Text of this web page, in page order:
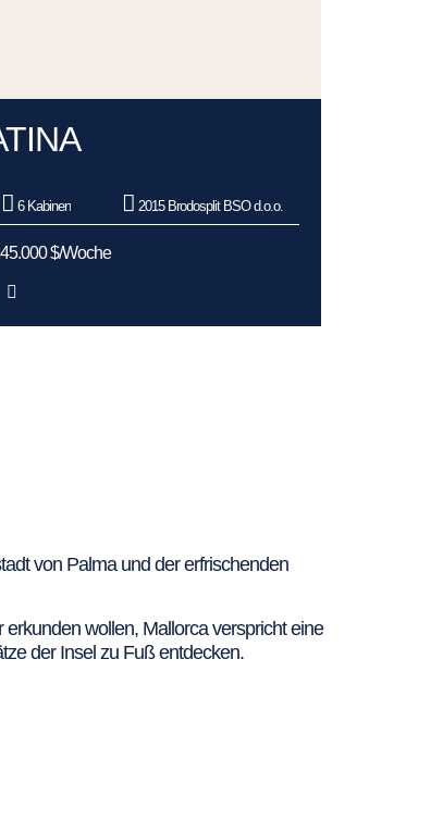
6 Kabinen 2015 Brodosplit BSO d.o.o.
$/Woche
von Palma und der erfrischenden
wollen, Mallorca verspricht eine
der Insel zu Fuß entdecken.